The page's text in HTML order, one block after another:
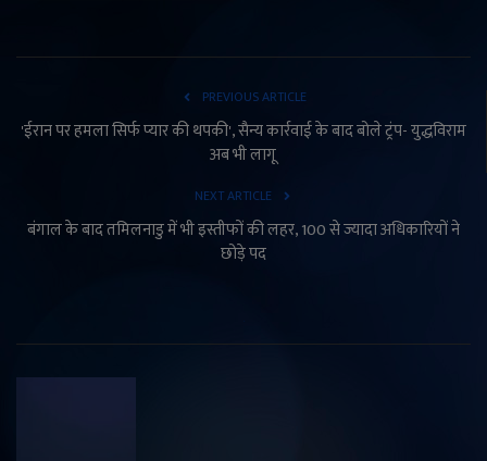
PREVIOUS ARTICLE
'ईरान पर हमला सिर्फ प्यार की थपकी', सैन्य कार्रवाई के बाद बोले ट्रंप- युद्धविराम
अब भी लागू
NEXT ARTICLE
बंगाल के बाद तमिलनाडु में भी इस्तीफों की लहर, 100 से ज्यादा अधिकारियों ने
छोड़े पद